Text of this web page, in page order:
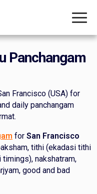
Panchangam
Francisco (USA) for
daily panchangam
for San Francisco
tithi (ekadasi tithi
nakshatram,
good and bad